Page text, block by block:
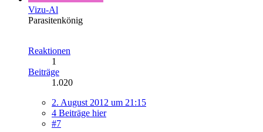
Vizu-Al
Parasitenkönig
Reaktionen
1
Beiträge
1.020
2. August 2012 um 21:15
4 Beiträge hier
#7